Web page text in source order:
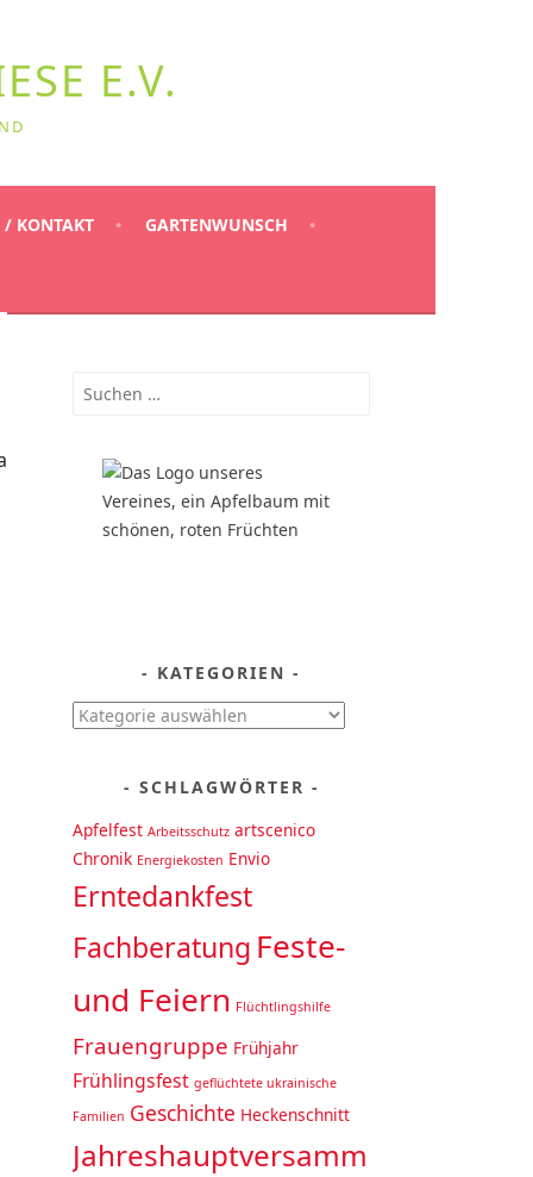
E.V.
/ KONTAKT GARTENWUNSCH
Suchen
KATEGORIEN
Kategorien
SCHLAGWÖRTER
Apfelfest Arbeitsschutz artscenico
Chronik Energiekosten Envio
Erntedankfest
Fachberatung Feste-
und Feiern Flüchtlingshilfe
Frauengruppe Frühjahr
Frühlingsfest geflüchtete ukrainische
Familien Geschichte Heckenschnitt
Jahreshauptversammlung